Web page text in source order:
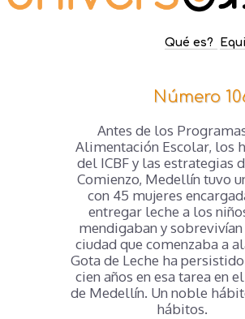
Qué es?
Número
Antes de los
Alimentación Escolar, los
del ICBF y las estrategias
Comienzo, Medellín tuvo
con 45 mujeres
entregar leche a los
mendigaban y sobrevivían
ciudad que comenzaba a
Gota de Leche ha
cien años en esa tarea en
de Medellín. Un noble
hábitos.